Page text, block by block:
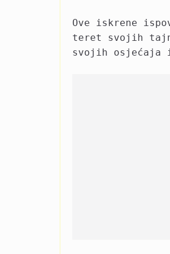
Ove iskrene
teret svojih
svojih osjećaja